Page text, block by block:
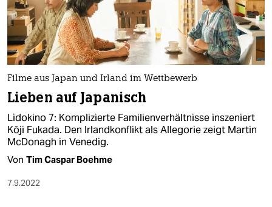
Filme aus Japan und Irland im Wettbewerb
Lieben auf Japanisch
Lidokino 7: Komplizierte Familienverhältnisse inszeniert
Kōji Fukada. Den Irlandkonflikt als Allegorie zeigt Martin
McDonagh in Venedig.
Von Tim Caspar Boehme
7.9.2022